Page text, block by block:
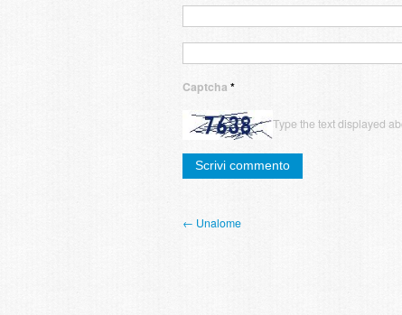
Captcha *
Type the text displayed
← Unalome